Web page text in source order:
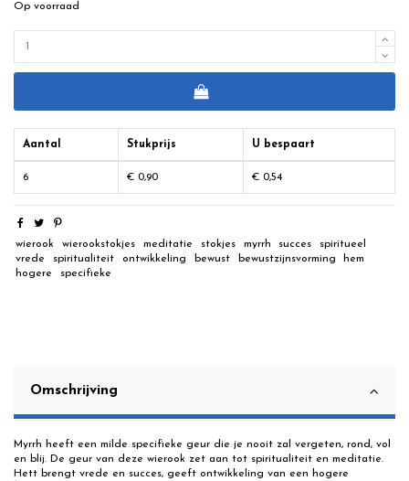
Op voorraad
Aantal Stukprijs U bespaart
6 € 0,90 € 0,54
wierook wierookstokjes meditatie stokjes myrrh succes
spiritueel
vrede
spiritualiteit ontwikkeling bewust bewustzijnsvorming
hem
hogere
specifieke
Omschrijving
Myrrh heeft een milde specifieke geur die je nooit zal vergeten, rond, vol
en blij. De geur van deze wierook zet aan tot spiritualiteit en meditatie.
Hett brengt vrede en succes, geeft ontwikkeling van een hogere